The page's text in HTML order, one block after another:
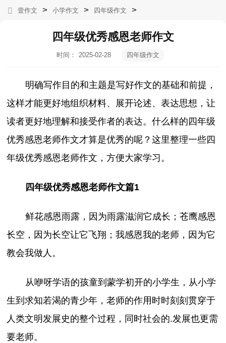
壹作文 > 小学作文 > 四年级作文 >
四年级优秀感恩老师作文
时间：
2025-02-28
四年级作文
明确写作目的和主题是写好作文的基础和前提，
这样才能更好地组织材料、展开论述、表达思想，让
读者更好地理解和接受作者的表达。什么样的四年级
优秀感恩老师作文才算是优秀的呢？这里整理一些四
年级优秀感恩老师作文，方便大家学习。
四年级优秀感恩老师作文篇1
鲜花感恩雨露，因为雨露滋润它成长；苍鹰感恩
长空，因为长空让它飞翔；我感恩我的老师，因为它
教会我做人。
从咿呀学语的孩童到蒙学初开的小学生，从小学
生到求知若渴的青少年，老师的作用时时刻刻贯穿于
人类文明发展史的整个过程，同时社会的.发展也更需
要老师。